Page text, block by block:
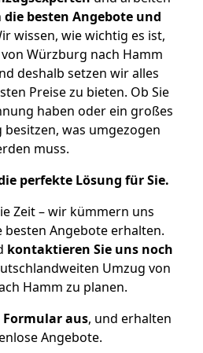
die besten Angebote und
wissen, wie wichtig es ist,
Würzburg nach Hamm
deshalb setzen wir alles
Preise zu bieten. Ob Sie
haben oder ein großes
was umgezogen
muss.
perfekte Lösung für Sie.
Zeit – wir kümmern uns
besten Angebote erhalten.
kontaktieren Sie uns noch
Umzug von
Hamm zu planen.
Formular aus, und erhalten
Angebote.